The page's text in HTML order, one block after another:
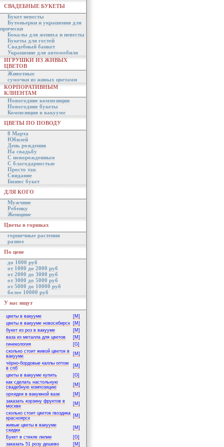
СВАДЕБНЫЕ БУКЕТЫ
Букет невесты
Бутоньерки и украшения для
прически
Бокалы для жениха и невесты
Букеты для гостей
Свадебный банкет
Украшение для автомобиля
ИГРУШКИ ИЗ ЖИВЫХ
ЦВЕТОВ
Животные
сумочки из живых цветами
КОРПОРАТИВНЫМ
КЛИЕНТАМ
Новогодние композиции
Новогодние букеты
Композиция в вакууме
ЦВЕТЫ ПО ПОВОДУ
8 Марта
Юбилей
День рождения
На свадьбу
С новорожденным
С благодарностью
Просто так
Свидание
Бизнес букет
ДЛЯ КОГО
Мужчине
Ребенку
Женщине
Цветы в горшках
горшечные растения
разное
По цене
до 1000 руб
от 1000 до 2000 руб
от 2000 до 3000 руб
от 3000 до 5000 руб
от 5000 до 10000 руб
более 10000 руб
У нас ищут
цветы в вакууме
[M]
цветы в вакууме новосибирск
[M]
букет из роз в вакууме
[M]
ваза из металла для цветов
[M]
гинекология
[G]
сколько стоит живой цветок в
вакууме
[M]
чёрно-бордовые каллы оптом
в спб
[M]
цветы в вакууме купить
[G]
как сделать настольную
свадебную композицию
[M]
орхидеи в вакумной вазе
[M]
заказать корзину фруктов в
москве
[M]
сколько стоит цветок гвоздика
красноярск
[M]
живые цветы в вакууме
скидки
[M]
Букет в стекле лилии
[G]
заказать 51 розу дешево
[M]